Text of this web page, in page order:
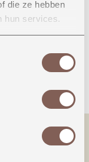
die ze hebben
hun services.